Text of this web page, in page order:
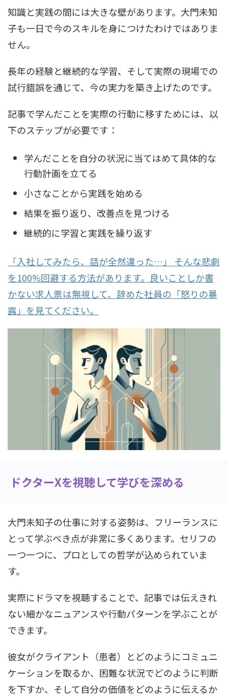
知識と実践の間には大きな壁があります。大門未知
子も一日で今のスキルを身につけたわけではありま
せん。
長年の経験と継続的な学習、そして実際の現場での
試行錯誤を通じて、今の実力を築き上げたのです。
記事で学んだことを実際の行動に移すためには、以
下のステップが必要です：
学んだことを自分の状況に当てはめて具体的な
行動計画を立てる
小さなことから実践を始める
結果を振り返り、改善点を見つける
継続的に学習と実践を繰り返す
「入社してみたら、話が全然違った…」 そんな悲劇
を100%回避する方法があります。良いことしか書
かない求人票は無視して、辞めた社員の「怒りの暴
露」を見てください。
ドクターXを視聴して学びを深める
大門未知子の仕事に対する姿勢は、フリーランスに
とって学ぶべき点が非常に多くあります。セリフの
一つ一つに、プロとしての哲学が込められていま
す。
実際にドラマを視聴することで、記事では伝えきれ
ない細かなニュアンスや行動パターンを学ぶことが
できます。
彼女がクライアント（患者）とどのようにコミュニ
ケーションを取るか、困難な状況でどのように判断
を下すか、そして自分の価値をどのように伝えるか